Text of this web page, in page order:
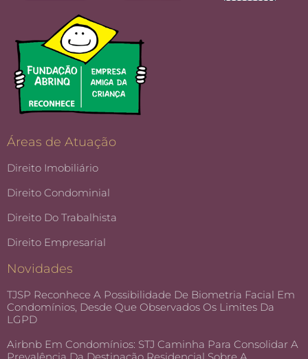
Áreas de Atuação
Direito Imobiliário
Direito Condominial
Direito Do Trabalhista
Direito Empresarial
Novidades
TJSP Reconhece A Possibilidade De Biometria Facial Em
Condomínios, Desde Que Observados Os Limites Da
LGPD
Airbnb Em Condomínios: STJ Caminha Para Consolidar A